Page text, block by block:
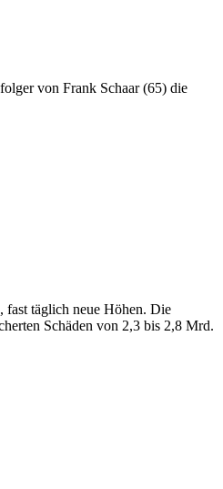
von Frank Schaar (65) die
fast täglich neue Höhen. Die
Schäden von 2,3 bis 2,8 Mrd.